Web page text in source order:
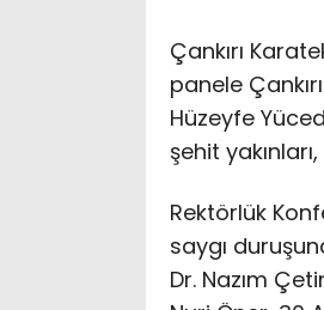
Çankırı
panele
Hüzeyfe
şehit
Rektörlük
saygı
Dr. Nazım